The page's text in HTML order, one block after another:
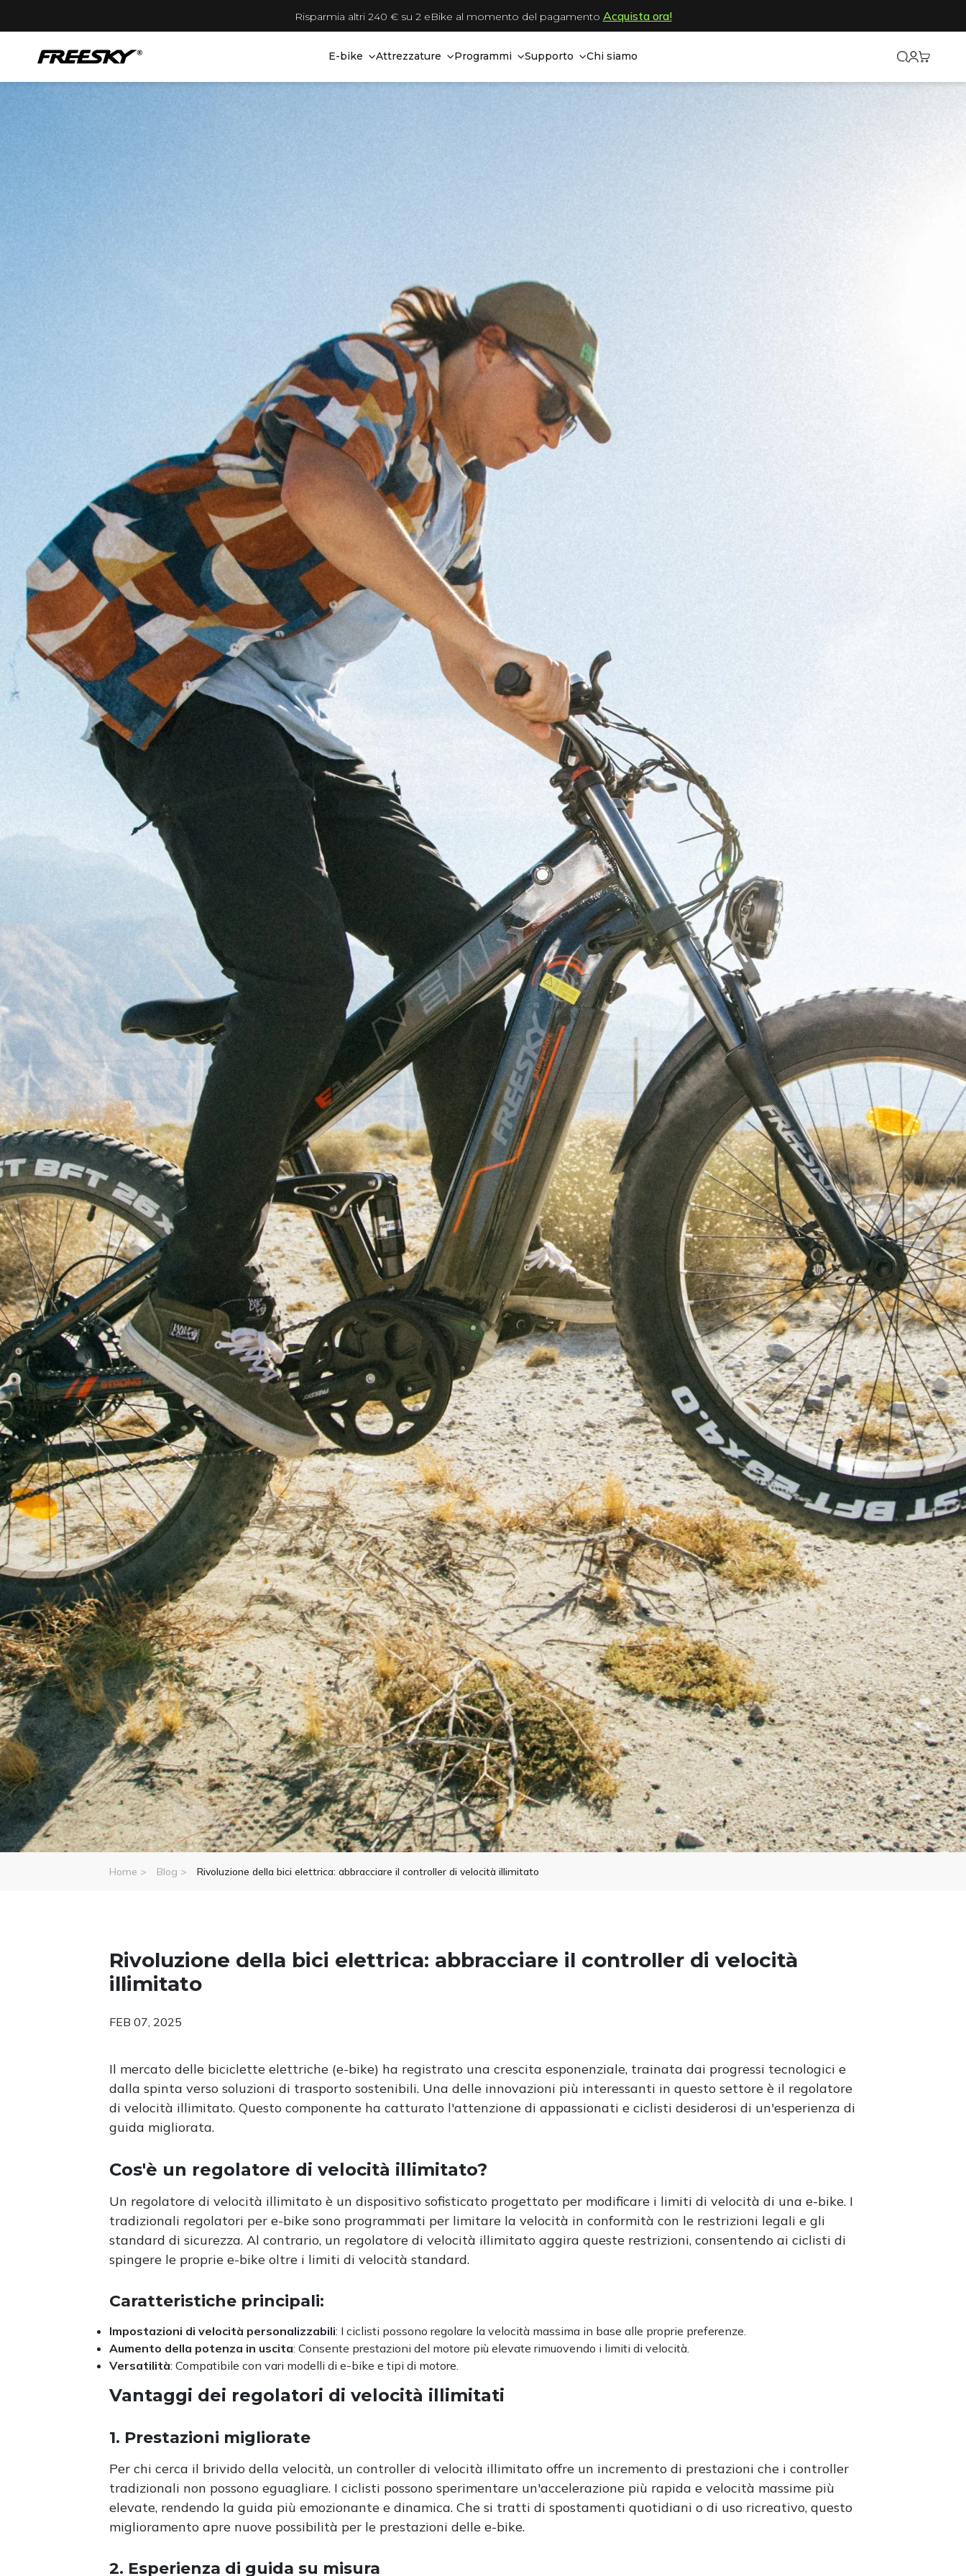
Risparmia altri 240 € su 2 eBike al momento del pagamento Acquista ora!
E-bike Attrezzature Programmi Supporto Chi siamo
Home > Blog > Rivoluzione della bici elettrica: abbracciare il controller di velocità illimitato
Rivoluzione della bici elettrica: abbracciare il controller di velocità
illimitato
FEB 07, 2025
Il mercato delle biciclette elettriche (e-bike) ha registrato una crescita esponenziale, trainata dai progressi tecnologici e
dalla spinta verso soluzioni di trasporto sostenibili. Una delle innovazioni più interessanti in questo settore è il regolatore
di velocità illimitato. Questo componente ha catturato l'attenzione di appassionati e ciclisti desiderosi di un'esperienza di
guida migliorata.
Cos'è un regolatore di velocità illimitato?
Un regolatore di velocità illimitato è un dispositivo sofisticato progettato per modificare i limiti di velocità di una e-bike. I
tradizionali regolatori per e-bike sono programmati per limitare la velocità in conformità con le restrizioni legali e gli
standard di sicurezza. Al contrario, un regolatore di velocità illimitato aggira queste restrizioni, consentendo ai ciclisti di
spingere le proprie e-bike oltre i limiti di velocità standard.
Caratteristiche principali:
Impostazioni di velocità personalizzabili: I ciclisti possono regolare la velocità massima in base alle proprie preferenze.
Aumento della potenza in uscita: Consente prestazioni del motore più elevate rimuovendo i limiti di velocità.
Versatilità: Compatibile con vari modelli di e-bike e tipi di motore.
Vantaggi dei regolatori di velocità illimitati
1. Prestazioni migliorate
Per chi cerca il brivido della velocità, un controller di velocità illimitato offre un incremento di prestazioni che i controller
tradizionali non possono eguagliare. I ciclisti possono sperimentare un'accelerazione più rapida e velocità massime più
elevate, rendendo la guida più emozionante e dinamica. Che si tratti di spostamenti quotidiani o di uso ricreativo, questo
miglioramento apre nuove possibilità per le prestazioni delle e-bike.
2. Esperienza di guida su misura